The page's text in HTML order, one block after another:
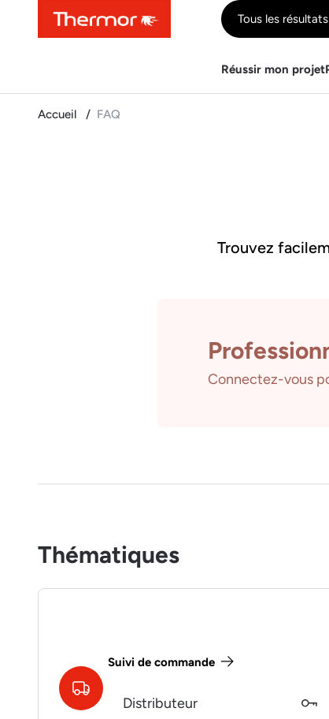
ContenuMenuRecherche Tous les résultats
Réussir mon projet
Accueil FAQ
Trouvez
Connectez-vous
Thématiques
Suivi de commande
Distributeur